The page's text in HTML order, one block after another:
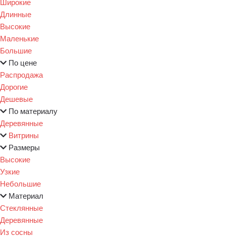
Длинные
Высокие
Маленькие
Большие
По цене
Распродажа
Дорогие
Дешевые
По материалу
Деревянные
Витрины
Размеры
Высокие
Узкие
Небольшие
Материал
Стеклянные
Деревянные
Из сосны